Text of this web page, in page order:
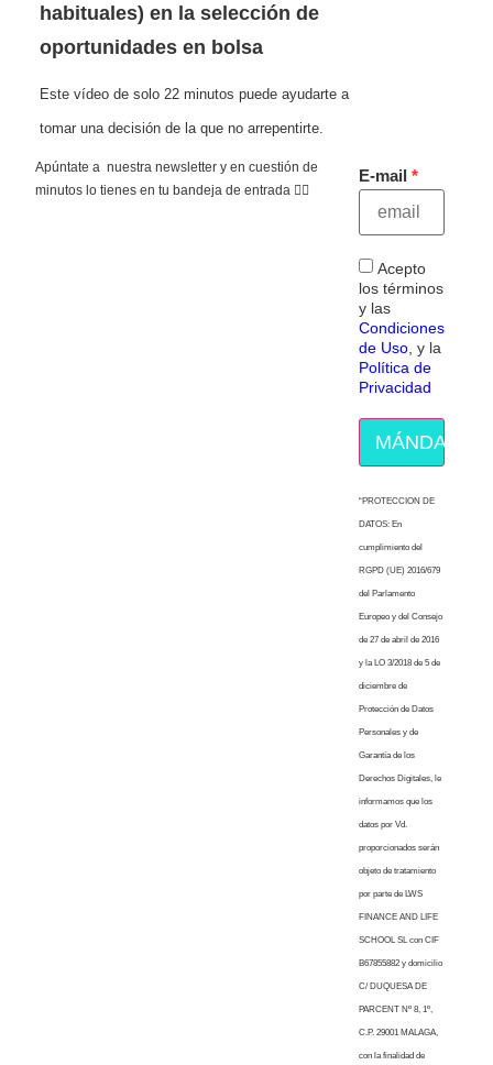
habituales) en la selección de
oportunidades en bolsa
Este vídeo de solo 22 minutos puede ayudarte a
tomar una decisión de la que no arrepentirte.
Apúntate a nuestra newsletter y en cuestión de
minutos lo tienes en tu bandeja de entrada 👇🏻
E-mail
Acepto
los términos
y las
Condiciones
de Uso, y la
Política de
Privacidad
MÁNDAME
“PROTECCION DE
DATOS: En
cumplimiento del
RGPD (UE) 2016/679
del Parlamento
Europeo y del Consejo
de 27 de abril de 2016
y la LO 3/2018 de 5 de
diciembre de
Protección de Datos
Personales y de
Garantía de los
Derechos Digitales, le
informamos que los
datos por Vd.
proporcionados serán
objeto de tratamiento
por parte de LWS
FINANCE AND LIFE
SCHOOL SL con CIF
B67855882 y domicilio
C/ DUQUESA DE
PARCENT Nº 8, 1º,
C.P. 29001 MALAGA,
con la finalidad de